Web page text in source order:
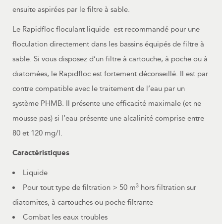
ensuite aspirées par le filtre à sable.
Le Rapidfloc floculant liquide est recommandé pour une
floculation directement dans les bassins équipés de filtre à
sable. Si vous disposez d’un filtre à cartouche, à poche ou à
diatomées, le Rapidfloc est fortement déconseillé. Il est par
contre compatible avec le traitement de l’eau par un
système PHMB. Il présente une efficacité maximale (et ne
mousse pas) si l’eau présente une alcalinité comprise entre
80 et 120 mg/l.
Caractéristiques
Liquide
Pour tout type de filtration > 50 m3 hors filtration sur
diatomites, à cartouches ou poche filtrante
Combat les eaux troubles